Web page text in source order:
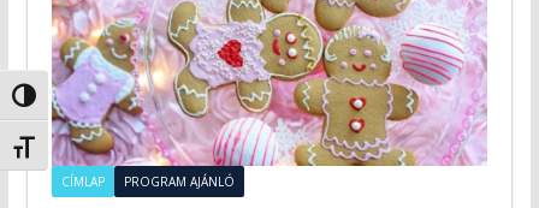
Nagy kontraszt váltása
Betűméret váltása
CÍMLAP PROGRAM AJÁNLÓ